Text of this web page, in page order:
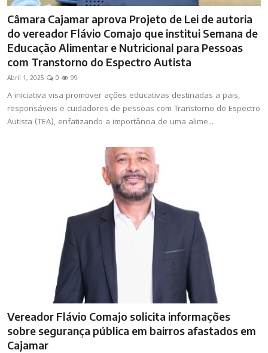
Câmara Cajamar aprova Projeto de Lei de autoria
do vereador Flávio Comajo que institui Semana de
Educação Alimentar e Nutricional para Pessoas
com Transtorno do Espectro Autista
Abril 1, 2025 0 99
A iniciativa visa promover ações educativas destinadas a pais,
responsáveis e cuidadores de pessoas com Transtorno do Espectro
Autista (TEA), enfatizando a importância de uma alime...
Vereador Flávio Comajo solicita informações
sobre segurança pública em bairros afastados em
Cajamar